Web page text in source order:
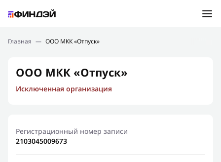
Подбор займа
Новости
Финансовое просвещение
Главная — ООО МКК «Отпуск»
ООО МКК «Отпуск»
Исключенная организация
Регистрационный номер записи
2103045009673
Ошибка:Контактная форма не найдена.
Спасибо, что написали нам
Мы свяжемся с Вами в ближайшее время и сообщим
результат
Отправить новый запрос